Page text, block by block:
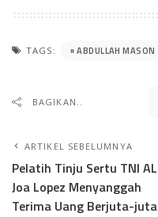
TAGS: ABDULLAH MASON
BAGIKAN..
ARTIKEL SEBELUMNYA
Pelatih Tinju Sertu TNI AL
Joa Lopez Menyanggah
Terima Uang Berjuta-juta